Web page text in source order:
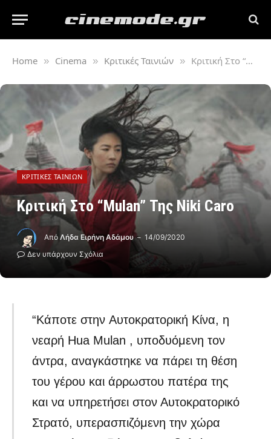
Home » Cinema » Κριτικές Ταινιών » Κριτική Στο “Mulan” Της Niki Caro
ΚΡΙΤΙΚΈΣ ΤΑΙΝΙΏΝ
Κριτική Στο “Mulan” Της Niki Caro
Από Λήδα Ειρήνη Αδάμου
14/09/2020
Δεν υπάρχουν Σχόλια
“Κάποτε στην Aυτοκρατορική Κίνα, η
νεαρή Ηua Mulan , υποδυόμενη τον
άντρα, αναγκάστηκε να πάρει τη θέση
του γέρου και άρρωστου πατέρα της
και να υπηρετήσει στον Αυτοκρατορικό
Στρατό, υπερασπιζόμενη την χώρα